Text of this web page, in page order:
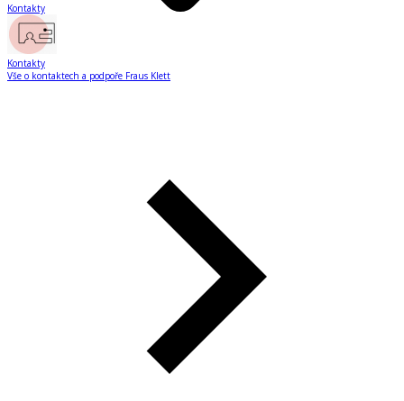
Kontakty
Kontakty
Vše o kontaktech a podpoře Fraus Klett